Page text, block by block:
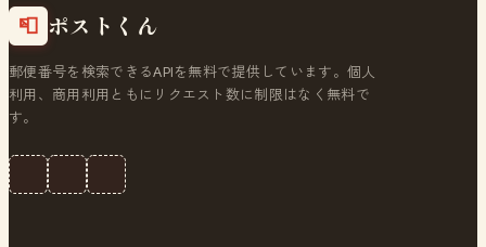
📮 ポストくん
郵便番号を検索できるAPIを無料で提供しています。個人
利用、商用利用ともにリクエスト数に制限はなく無料で
す。